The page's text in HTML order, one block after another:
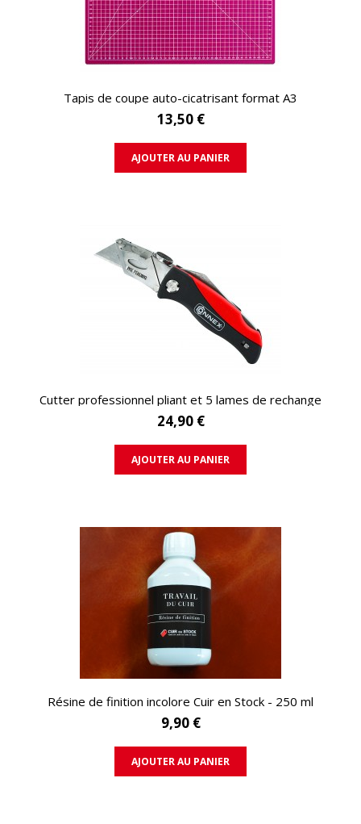
APERÇU RAPIDE
Tapis de coupe auto-cicatrisant format A3
13,50 €
AJOUTER AU PANIER
APERÇU RAPIDE
Cutter professionnel pliant et 5 lames de rechange
24,90 €
AJOUTER AU PANIER
APERÇU RAPIDE
Résine de finition incolore Cuir en Stock - 250 ml
9,90 €
AJOUTER AU PANIER